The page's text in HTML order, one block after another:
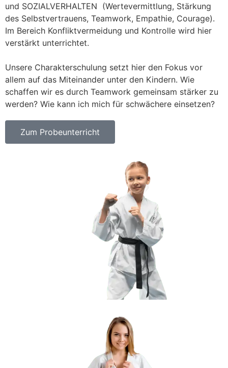
und SOZIALVERHALTEN (Wertevermittlung, Stärkung
des Selbstvertrauens, Teamwork, Empathie, Courage).
Im Bereich Konfliktvermeidung und Kontrolle wird hier
verstärkt unterrichtet.
Unsere Charakterschulung setzt hier den Fokus vor
allem auf das Miteinander unter den Kindern. Wie
schaffen wir es durch Teamwork gemeinsam stärker zu
werden? Wie kann ich mich für schwächere einsetzen?
Zum Probeunterricht